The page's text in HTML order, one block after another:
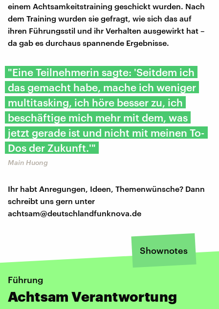
einem Achtsamkeitstraining geschickt wurden. Nach
dem Training wurden sie gefragt, wie sich das auf
ihren Führungsstil und ihr Verhalten ausgewirkt hat –
da gab es durchaus spannende Ergebnisse.
"Eine Teilnehmerin sagte: 'Seitdem ich
das gemacht habe, mache ich weniger
multitasking, ich höre besser zu, ich
beschäftige mich mehr mit dem, was
jetzt gerade ist und nicht mit meinen To-
Dos der Zukunft.'"
Main Huong
Ihr habt Anregungen, Ideen, Themenwünsche? Dann
schreibt uns gern unter
achtsam@deutschlandfunknova.de
Shownotes
Führung
Achtsam Verantwortung